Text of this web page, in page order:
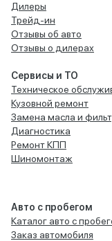
Дилеры
Трейд-ин
Отзывы об авто
Отзывы о дилерах
Сервисы и ТО
Техническое
Кузовной ремонт
Замена масла и
Диагностика
Ремонт КПП
Шиномонтаж
Авто с пробегом
Каталог авто с
Заказ автомобиля